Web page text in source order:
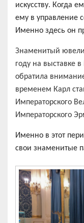
искусству. Когда
ему в управление
Именно здесь он
Знаменитый
году на выставке
обратила
временем Карл
Императорского
Императорского
Именно в этот
свои знаменитые